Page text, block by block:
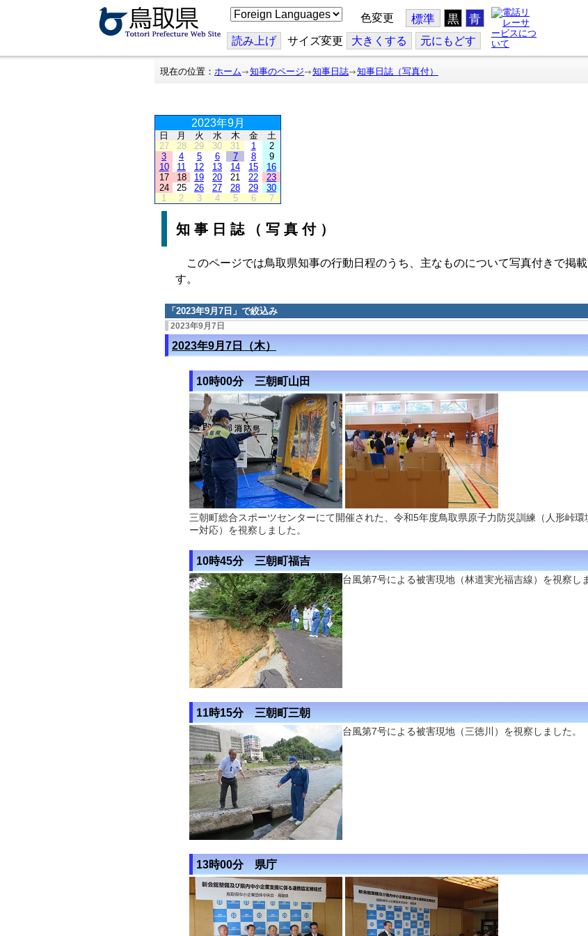
こ
の
ジ
を
翻
色変更 標準 黒 青
読み上げ サイズ変更 大きくする 元にもどす
現在の位置： ホーム 知事のページ 知事日誌 知事日誌（写真付）
2023年9月
日 月 火 水 木 金
土
27
28 29 30 31 1
2
3
4 5 6 7 8
9
10
11 12 13 14 15
16
17
18 19 20 21 22
23
24
25 26 27 28 29
30
1
2 3 4 5 6 7
知事日誌（写真付）
このページでは鳥取県知事の行動日程のうち、主なものについて写真付きで掲載
す。
「 2023年9月7日 」で絞込み
2023年9月7日
2023年9月7日（木）
10時00分 三朝町山田
三朝町総合スポーツセンターにて開催された、令和5年度鳥取県原子力防災訓練（人形峠環
ー対応）を視察しました。
10時45分 三朝町福吉
台風第7号による被害現地（林道実光福吉線）を視察し
11時15分 三朝町三朝
台風第7号による被害現地（三徳川）を視察しました。
13時00分 県庁